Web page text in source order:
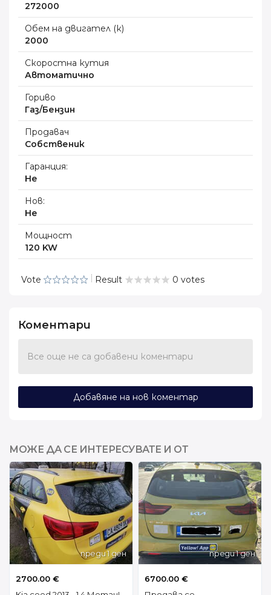
272000
Обем на двигател (к)
2000
Скоростна кутия
Автоматично
Гориво
Газ/Бензин
Продавач
Собственик
Гаранция:
Не
Нов:
Не
Мощност
120 KW
Vote Result 0 votes
Коментари
Все още не са добавени коментари
Добавяне на нов коментар
МОЖЕ ДА СЕ ИНТЕРЕСУВАТЕ И ОТ
преди 1 ден
2700.00 €
преди 1 ден
6700.00 €